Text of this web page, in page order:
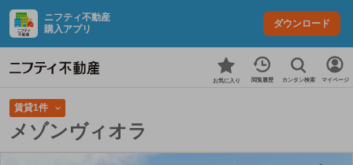
ニフティ不動産
購入アプリ
ダウンロード
お気に入り 閲覧履歴 カンタン検索 マイページ
賃貸1件
メゾンヴィオラ